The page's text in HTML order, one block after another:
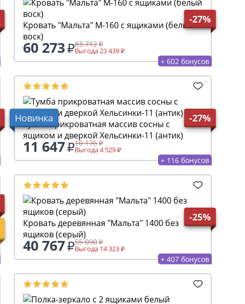
-27%
Кровать "Мальта" М-160 с ящиками (белый
воск)
60 273 83 712
Выгода 23 439
+ 602 бонусов
Новинка -27%
Тумба прикроватная массив сосны с
ящиком и дверкой Хельсинки-11 (антик)
11 647 16 176
Выгода 4 529
+ 116 бонусов
-25%
Кровать деревянная "Мальта" 1400 без
ящиков (серый)
40 767 55 090
Выгода 14 323
+ 407 бонусов